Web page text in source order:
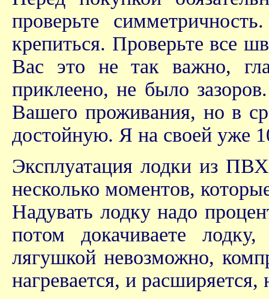
проверьте
крепиться. Проверьте все
Вас это не так важно,
приклеено, не было
Вашего проживания, но в
достойную. Я на своей уже
Эксплуатация лодки из
несколько моментов,
Надувать лодку надо
потом докачиваете
лягушкой невозможно,
нагревается, и